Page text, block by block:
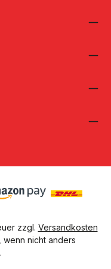
zzgl. Versandkosten
wenn nicht anders